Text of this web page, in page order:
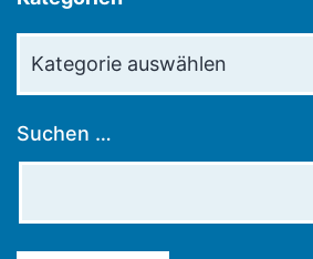
Suchen …